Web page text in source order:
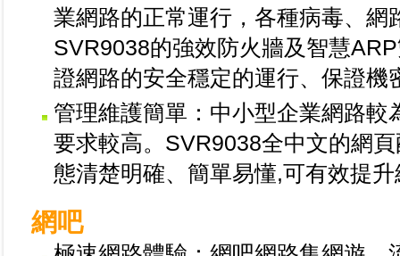
業網路的正常運行，各種病毒、網
SVR9038的強效防火牆及智慧
證網路的安全穩定的運行、保證機
管理維護簡單：中小型企業網路
要求較高。SVR9038全中文的網
態清楚明確、簡單易懂,可有效提
網吧